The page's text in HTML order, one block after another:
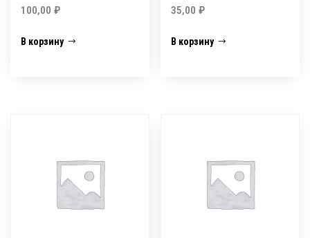
100,00 ₽
В корзину
35,00₽
В корзину